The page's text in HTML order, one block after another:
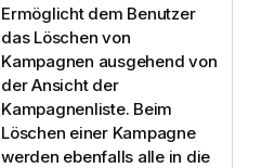
Ermöglicht dem Benutzer
das Löschen von
Kampagnen ausgehend von
der Ansicht der
Kampagnenliste. Beim
Löschen einer Kampagne
werden ebenfalls alle in die